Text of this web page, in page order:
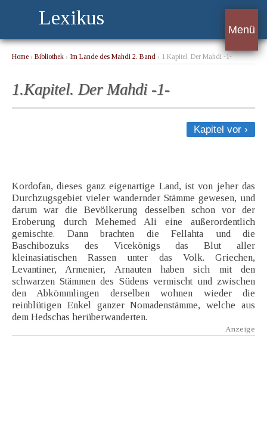
Lexikus
Menü
Home › Bibliothek › Im Lande des Mahdi 2. Band › 1.Kapitel. Der Mahdi -1-
1.Kapitel. Der Mahdi -1-
Kapitel vor ›
Kordofan, dieses ganz eigenartige Land, ist von jeher das
Durchzugsgebiet vieler wandernder Stämme gewesen, und
darum war die Bevölkerung desselben schon vor der
Eroberung durch Mehemed Ali eine außerordentlich
gemischte. Dann brachten die Fellahta und die
Baschibozuks des Vicekönigs das Blut aller
kleinasiatischen Rassen unter das Volk. Griechen,
Levantiner, Armenier, Arnauten haben sich mit den
schwarzen Stämmen des Südens vermischt und zwischen
den Abkömmlingen derselben wohnen wieder die
reinblütigen Enkel ganzer Nomadenstämme, welche aus
dem Hedschas herüberwanderten.